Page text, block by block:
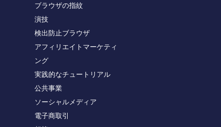
ブラウザの指紋
演技
検出防止ブラウザ
アフィリエイトマーケティ
ング
実践的なチュートリアル
公共事業
ソーシャルメディア
電子商取引